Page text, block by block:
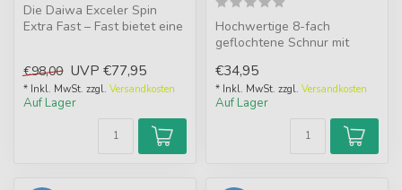
Die Daiwa Exceler Spin
Extra Fast – Fast bietet eine
€98,00 UVP €77,95
* Inkl. MwSt. zzgl. Versandkosten
Auf Lager
Hochwertige 8-fach
geflochtene Schnur mit
Silikonbeschichtung. Weni...
€34,95
* Inkl. MwSt. zzgl. Versandkosten
Auf Lager